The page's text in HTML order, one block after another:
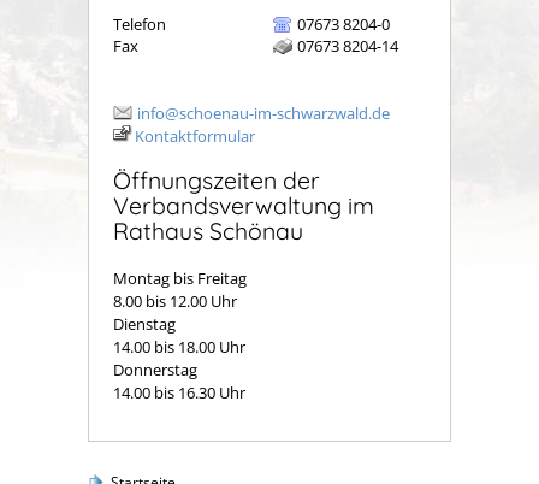
Telefon
07673 8204-0
Fax
07673 8204-14
info@schoenau-im-schwarzwald.de
Kontaktformular
Öffnungszeiten der
Verbandsverwaltung im
Rathaus Schönau
Montag bis Freitag
8.00 bis 12.00 Uhr
Dienstag
14.00 bis 18.00 Uhr
Donnerstag
14.00 bis 16.30 Uhr